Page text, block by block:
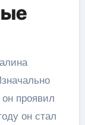
проявил
он стал